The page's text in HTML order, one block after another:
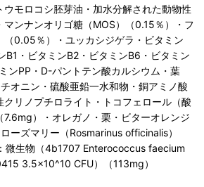
ウモロコシ胚芽油・加水分解された動物性
マンナンオリゴ糖（MOS）（0.15％）・フ
（0.05％）・ユッカシジゲラ・ビタミン
B1・ビタミンB2・ビタミンB6・ビタミン
ンPP・D-パントテン酸カルシウム・葉
オニン・硫酸亜鉛一水和物・銅アミノ酸
クリノプチロライト・トコフェロール（酸
）・オレガノ・栗・ビターオレンジ
ーズマリー（Rosmarinus officinalis）
微生物（4b1707 Enterococcus faecium
3.5x10^10 CFU）（113mg）